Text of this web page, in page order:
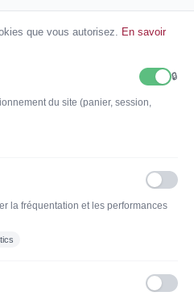
de vente
que vous autorisez. En savoir
🔒
du site (panier, session,
la fréquentation et les performances